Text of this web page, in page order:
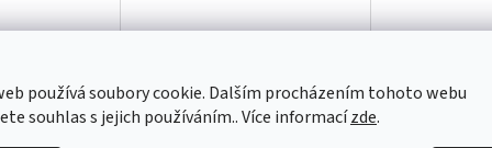
používá soubory cookie. Dalším procházením tohoto webu
souhlas s jejich používáním.. Více informacízde.